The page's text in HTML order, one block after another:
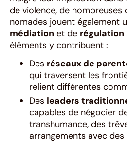
de violence, de nombreuses
nomades jouent également
médiation et de régulation
éléments y contribuent :
Des réseaux de
qui traversent les
relient différentes
Des leaders
capables de négocier
transhumance, des
arrangements avec